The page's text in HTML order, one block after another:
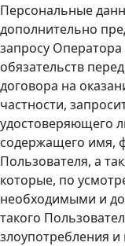
Персональные
дополнительно
запросу
обязательств
договора на
частности,
удостоверяющего
содержащего имя,
Пользователя, а
которые, по
необходимыми и
такого
злоупотребления